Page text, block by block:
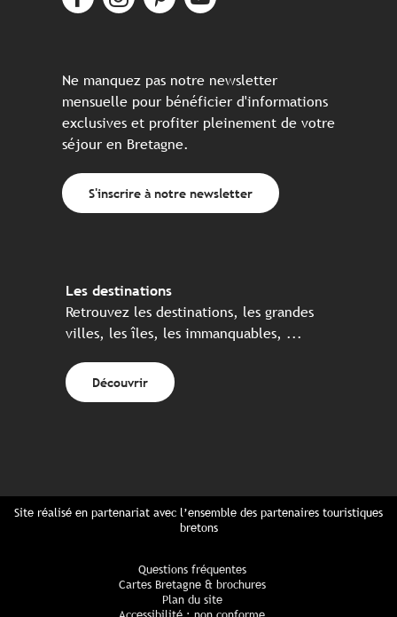
Ne manquez pas notre newsletter
mensuelle pour bénéficier d'informations
exclusives et profiter pleinement de votre
séjour en Bretagne.
S'inscrire à notre newsletter
Les destinations
Retrouvez les destinations, les grandes
villes, les îles, les immanquables, ...
Découvrir
Site réalisé en partenariat avec l’ensemble des partenaires touristiques
bretons
Questions fréquentes
Cartes Bretagne & brochures
Plan du site